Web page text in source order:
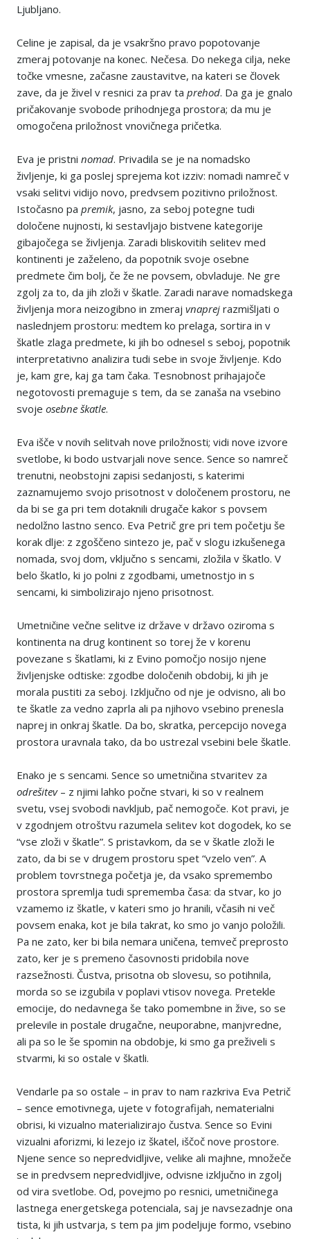
Ljubljano.
Celine je zapisal, da je vsakršno pravo popotovanje
zmeraj potovanje na konec. Nečesa. Do nekega cilja, neke
točke vmesne, začasne zaustavitve, na kateri se človek
zave, da je živel v resnici za prav ta prehod. Da ga je gnalo
pričakovanje svobode prihodnjega prostora; da mu je
omogočena priložnost vnovičnega pričetka.
Eva je pristni nomad. Privadila se je na nomadsko
življenje, ki ga poslej sprejema kot izziv: nomadi namreč v
vsaki selitvi vidijo novo, predvsem pozitivno priložnost.
Istočasno pa premik, jasno, za seboj potegne tudi
določene nujnosti, ki sestavljajo bistvene kategorije
gibajočega se življenja. Zaradi bliskovitih selitev med
kontinenti je zaželeno, da popotnik svoje osebne
predmete čim bolj, če že ne povsem, obvladuje. Ne gre
zgolj za to, da jih zloži v škatle. Zaradi narave nomadskega
življenja mora neizogibno in zmeraj vnaprej razmišljati o
naslednjem prostoru: medtem ko prelaga, sortira in v
škatle zlaga predmete, ki jih bo odnesel s seboj, popotnik
interpretativno analizira tudi sebe in svoje življenje. Kdo
je, kam gre, kaj ga tam čaka. Tesnobnost prihajajoče
negotovosti premaguje s tem, da se zanaša na vsebino
svoje osebne škatle.
Eva išče v novih selitvah nove priložnosti; vidi nove izvore
svetlobe, ki bodo ustvarjali nove sence. Sence so namreč
trenutni, neobstojni zapisi sedanjosti, s katerimi
zaznamujemo svojo prisotnost v določenem prostoru, ne
da bi se ga pri tem dotaknili drugače kakor s povsem
nedolžno lastno senco. Eva Petrič gre pri tem početju še
korak dlje: z zgoščeno sintezo je, pač v slogu izkušenega
nomada, svoj dom, vključno s sencami, zložila v škatlo. V
belo škatlo, ki jo polni z zgodbami, umetnostjo in s
sencami, ki simbolizirajo njeno prisotnost.
Umetničine večne selitve iz države v državo oziroma s
kontinenta na drug kontinent so torej že v korenu
povezane s škatlami, ki z Evino pomočjo nosijo njene
življenjske odtiske: zgodbe določenih obdobij, ki jih je
morala pustiti za seboj. Izključno od nje je odvisno, ali bo
te škatle za vedno zaprla ali pa njihovo vsebino prenesla
naprej in onkraj škatle. Da bo, skratka, percepcijo novega
prostora uravnala tako, da bo ustrezal vsebini bele škatle.
Enako je s sencami. Sence so umetničina stvaritev za
odrešitev– z njimi lahko počne stvari, ki so v realnem
svetu, vsej svobodi navkljub, pač nemogoče. Kot pravi, je
v zgodnjem otroštvu razumela selitev kot dogodek, ko se
“vse zloži v škatle”. S pristavkom, da se v škatle zloži le
zato, da bi se v drugem prostoru spet “vzelo ven”. A
problem tovrstnega početja je, da vsako spremembo
prostora spremlja tudi sprememba časa: da stvar, ko jo
vzamemo iz škatle, v kateri smo jo hranili, včasih ni več
povsem enaka, kot je bila takrat, ko smo jo vanjo položili.
Pa ne zato, ker bi bila nemara uničena, temveč preprosto
zato, ker je s premeno časovnosti pridobila nove
razsežnosti. Čustva, prisotna ob slovesu, so potihnila,
morda so se izgubila v poplavi vtisov novega. Pretekle
emocije, do nedavnega še tako pomembne in žive, so se
prelevile in postale drugačne, neuporabne, manjvredne,
ali pa so le še spomin na obdobje, ki smo ga preživeli s
stvarmi, ki so ostale v škatli.
Vendarle pa so ostale – in prav to nam razkriva Eva Petrič
– sence emotivnega, ujete v fotografijah, nematerialni
obrisi, ki vizualno materializirajo čustva. Sence so Evini
vizualni aforizmi, ki lezejo iz škatel, iščoč nove prostore.
Njene sence so nepredvidljive, velike ali majhne, množeče
se in predvsem nepredvidljive, odvisne izključno in zgolj
od vira svetlobe. Od, povejmo po resnici, umetničinega
lastnega energetskega potenciala, saj je navsezadnje ona
tista, ki jih ustvarja, s tem pa jim podeljuje formo, vsebino